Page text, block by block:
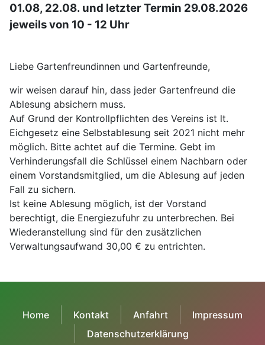
01.08, 22.08. und letzter Termin 29.08.2026
jeweils von 10 - 12 Uhr
Liebe Gartenfreundinnen und Gartenfreunde,
wir weisen darauf hin, dass jeder Gartenfreund die
Ablesung absichern muss.
Auf Grund der Kontrollpflichten des Vereins ist lt.
Eichgesetz eine Selbstablesung seit 2021 nicht mehr
möglich. Bitte achtet auf die Termine. Gebt im
Verhinderungsfall die Schlüssel einem Nachbarn oder
einem Vorstandsmitglied, um die Ablesung auf jeden
Fall zu sichern.
Ist keine Ablesung möglich, ist der Vorstand
berechtigt, die Energiezufuhr zu unterbrechen. Bei
Wiederanstellung sind für den zusätzlichen
Verwaltungsaufwand 30,00 € zu entrichten.
Home Kontakt Anfahrt
Impressum
Datenschutzerklärung